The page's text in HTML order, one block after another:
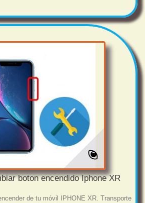
boton encendido Iphone XR
de tu móvil IPHONE XR. Transporte